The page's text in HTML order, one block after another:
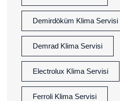
Demirdöküm Klima Servisi
Demrad Klima Servisi
Electrolux Klima Servisi
Ferroli Klima Servisi